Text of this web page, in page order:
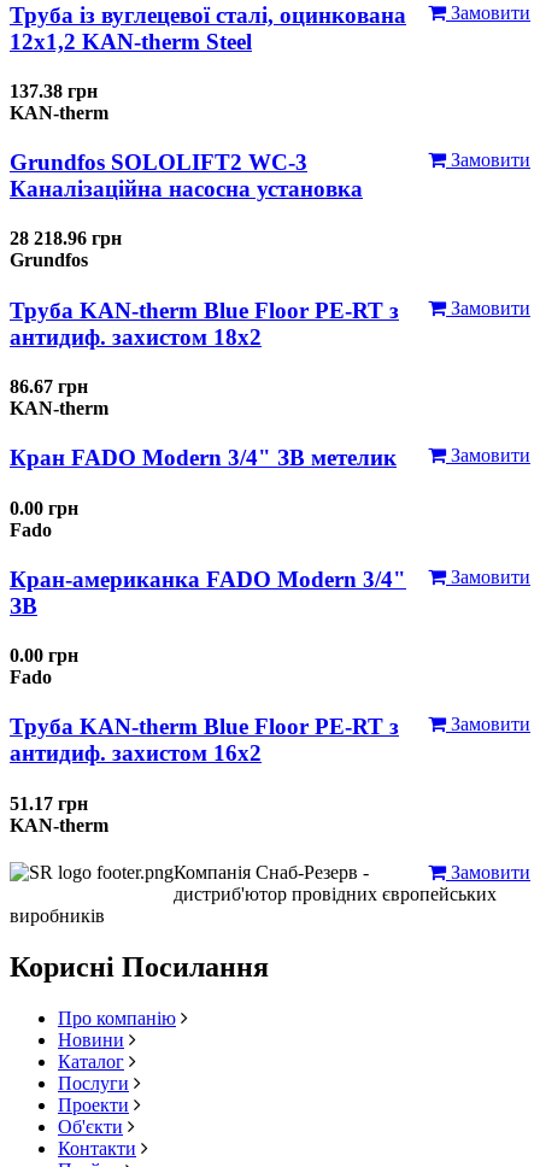
Замовити
Труба із вуглецевої сталі, оцинкована
12x1,2 KAN-therm Steel
137.38 грн
KAN-therm
Замовити
Grundfos SOLOLIFT2 WC-3
Каналізаційна насосна установка
28 218.96 грн
Grundfos
Замовити
Труба KAN-therm Blue Floor PE-RT з
антидиф. захистом 18х2
86.67 грн
KAN-therm
Замовити
Кран FADO Modern 3/4" ЗВ метелик
0.00 грн
Fado
Замовити
Кран-американка FADO Modern 3/4"
ЗВ
0.00 грн
Fado
Замовити
Труба KAN-therm Blue Floor PE-RT з
антидиф. захистом 16х2
51.17 грн
KAN-therm
Замовити
Компанія Снаб-Резерв -
дистриб'ютор провідних європейських
виробників
Корисні Посилання
Про компанію
Новини
Каталог
Послуги
Проекти
Об'єкти
Контакти